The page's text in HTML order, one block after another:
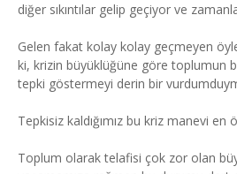
diğer sıkıntılar gelip geçiyor ve
Gelen fakat kolay kolay geçmeyen
ki, krizin büyüklüğüne göre toplumun
tepki göstermeyi derin bir
Tepkisiz kaldığımız bu kriz manevi
Toplum olarak telafisi çok zor olan